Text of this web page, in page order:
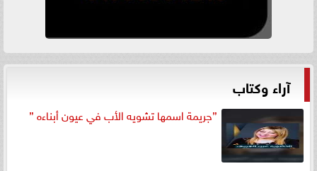
آراء وكتاب
”جريمة اسمها تشويه الأب في عيون أبناءه ”